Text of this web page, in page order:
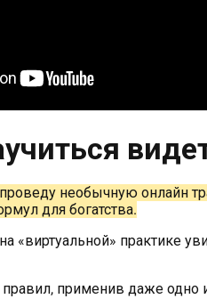
необычную онлайн
для богатства.
«виртуальной» практике
применив даже одно